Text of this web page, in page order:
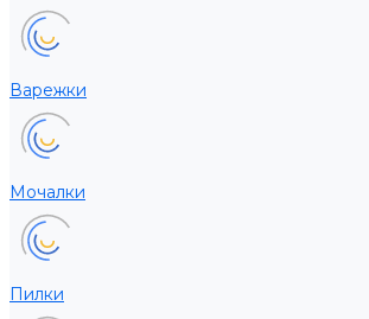
Варежки
Мочалки
Пилки